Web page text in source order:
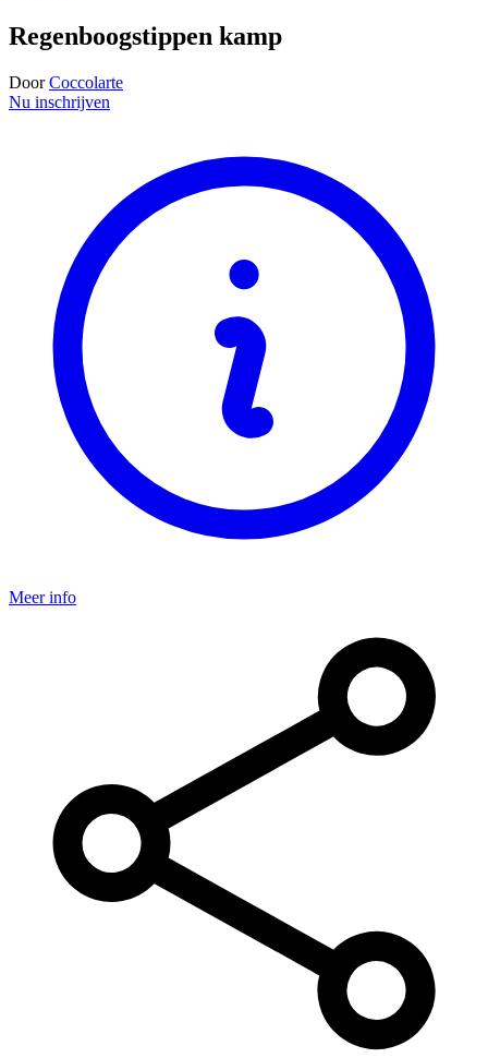
Regenboogstippen kamp
Door Coccolarte
Nu inschrijven
Meer info